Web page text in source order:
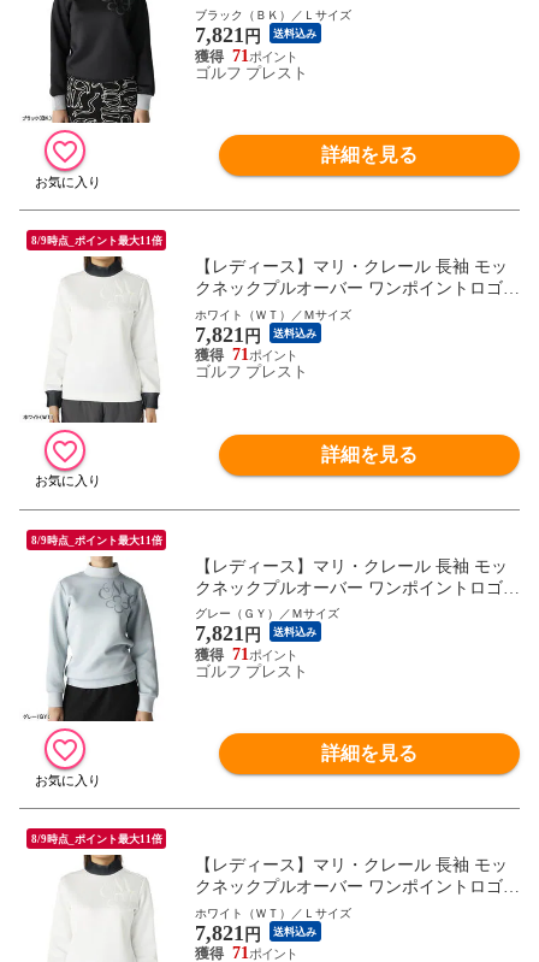
35-550 ゴルフウェア トップス カットソー
トレーナー 2025年秋冬 735550 marie claire
ブラック（ＢＫ）／Ｌサイズ
7,821 円 送料込み
71
ゴルフ プレスト
詳細を見る
8/9時点_ポイント最大11倍
【レディース】マリ・クレール 長袖 モッ
クネックプルオーバー ワンポイントロゴ 7
35-550 ゴルフウェア トップス カットソー
トレーナー 2025年秋冬 735550 marie claire
ホワイト（ＷＴ）／Ｍサイズ
7,821 円 送料込み
71
ゴルフ プレスト
詳細を見る
8/9時点_ポイント最大11倍
【レディース】マリ・クレール 長袖 モッ
クネックプルオーバー ワンポイントロゴ 7
35-550 ゴルフウェア トップス カットソー
トレーナー 2025年秋冬 735550 marie claire
グレー（ＧＹ）／Ｍサイズ
7,821 円 送料込み
71
ゴルフ プレスト
詳細を見る
8/9時点_ポイント最大11倍
【レディース】マリ・クレール 長袖 モッ
クネックプルオーバー ワンポイントロゴ 7
35-550 ゴルフウェア トップス カットソー
トレーナー 2025年秋冬 735550 marie claire
ホワイト（ＷＴ）／Ｌサイズ
7,821 円 送料込み
71